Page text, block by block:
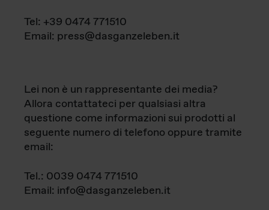
Tel: +39 0474 771510
Email: press@dasganzeleben.it
Lei non è un rappresentante dei media?
Allora contattateci per qualsiasi altra
questione come informazioni sui prodotti al
seguente numero di telefono oppure tramite
email:
Tel.: 0039 0474 771510
Email: info@dasganzeleben.it